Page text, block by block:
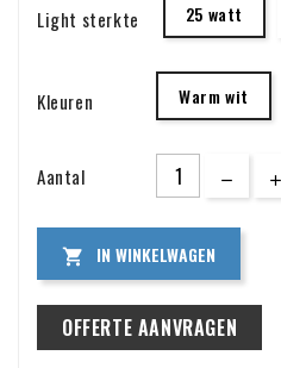
Light sterkte 25 watt
Kleuren Warm wit
Aantal
 IN WINKELWAGEN
OFFERTE AANVRAGEN